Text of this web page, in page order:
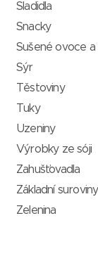
Sladidla
Snacky
Sušené ovoce
Sýr
Těstoviny
Tuky
Uzeniny
Výrobky ze sóji
Zahušťovadla
Základní suroviny
Zelenina